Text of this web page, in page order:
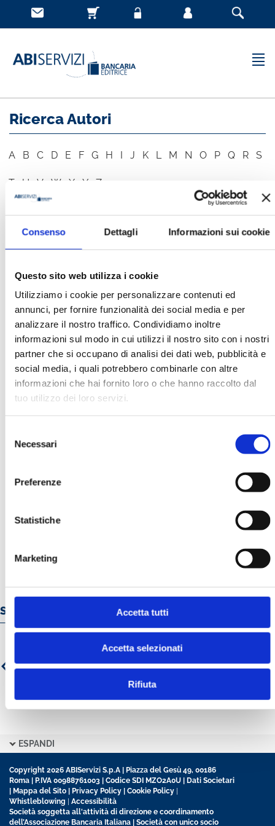
Consenso Dettagli Informazioni sui cookie
Questo sito web utilizza i cookie
Utilizziamo i cookie per personalizzare contenuti ed
annunci, per fornire funzionalità dei social media e per
analizzare il nostro traffico. Condividiamo inoltre
informazioni sul modo in cui utilizzi il nostro sito con i nostri
partner che si occupano di analisi dei dati web, pubblicità e
social media, i quali potrebbero combinarle con altre
informazioni che hai fornito loro o che hanno raccolto dal
tuo utilizzo dei loro servizi.
delNecessari
Preferenze
Statistiche
Marketing
Accetta tutti
Accetta selezionati
Rifiuta
Ricerca Autori
A B C D E F G H I J K L M N O P Q R S
T U V W X Y Z
AUTORE CERCA
FeBaf - Federazione Banche
Assicurazioni e Finanza
Ha pubblicato con noi
Servizi e prodotti online
ESPANDI
Copyright 2026 ABIServizi S.p.A | Piazza del Gesù 49, 00186
Roma | P.IVA 00988761003 | Codice SDI MZO2A0U |
Dati Societari
Mappa del Sito Privacy Policy Cookie Policy
Whistleblowing
Accessibilità
Società soggetta all'attività di direzione e coordinamento
dell’Associazione Bancaria Italiana | Società con unico socio